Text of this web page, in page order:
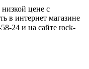
цене с
в интернет магазине
24 и на сайте rock-